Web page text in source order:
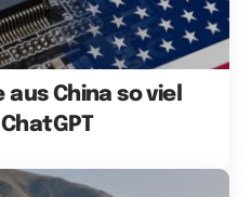
China so viel